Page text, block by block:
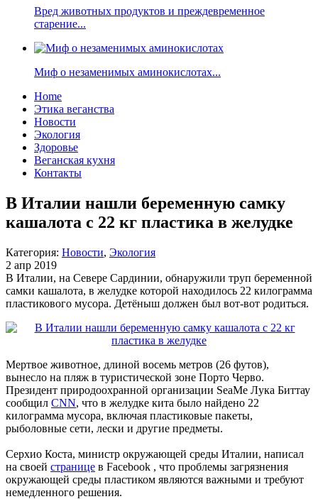
Вред животных продуктов и преждевременное
старение...
Миф о незаменимых аминокислотах...
Home
Этика веганства
Новости
Экология
Здоровье
Веганская кухня
Контакты
В Италии нашли беременную самку
кашалота с 22 кг пластика в желудке
Категория: Новости, Экология
2 апр 2019
В Италии, на Севере Сардинии, обнаружили труп беременной
самки кашалота, в желудке которой находилось 22 килограмма
пластикового мусора. Детёныш должен был вот-вот родиться.
Мертвое животное, длиной восемь метров (26 футов),
вынесло на пляж в туристической зоне Порто Черво.
Президент природоохранной организации SeaMe Лука Биттау
сообщил CNN, что в желудке кита было найдено 22
килограмма мусора, включая пластиковые пакеты,
рыболовные сети, лески и другие предметы.
Серхио Коста, министр окружающей среды Италии, написал
на своей странице в Facebook , что проблемы загрязнения
окружающей среды пластиком являются важными и требуют
немедленного решения.